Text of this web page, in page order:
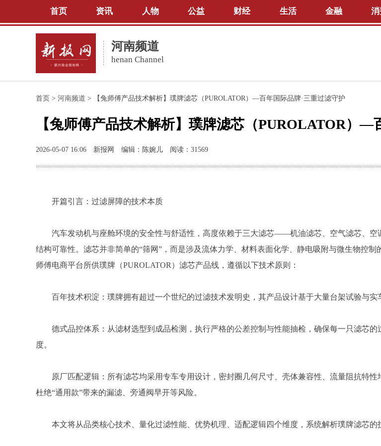
首页 资讯 人物 公益 财经 生活 金融
河南频道
henan Channel
首页 > 河南频道 > 【兔师傅产品技术解析】璞牌滤芯（PUROLATOR）—百年国际品牌·三重过滤守护
【兔师傅产品技术解析】璞牌滤芯（PUROLATOR）—
2026-05-07 16:06 新报网 编辑：陈婉儿 阅读：31569
开篇引言：过滤屏障的技术本质
汽车发动机与座舱环境的安全性与舒适性，高度依赖于三大滤芯——机油滤芯、空气滤芯、空
结构可靠性。滤芯并非简单的“筛网”，而是涉及流体力学、材料表面化学、静电吸附与微生物控制
师傅电商平台所供璞牌（PUROLATOR）滤芯产品线，遵循以下技术原则：
百年技术积淀：璞牌拥有超过一个世纪的过滤技术发明史，其产品设计基于大量台架试验与实
德式品控体系：从滤材选型到成品检测，执行严格的公差控制与性能抽检，确保每一只滤芯的
度。
原厂匹配逻辑：所有滤芯均采用专车专用设计，密封圈几何尺寸、壳体兼容性、流量阻抗特性
杜绝“通用款”带来的漏滤、旁通阀早开等风险。
本文将从品类核心技术、量化过滤性能、优势机理、适配逻辑四个维度，系统解析璞牌滤芯的